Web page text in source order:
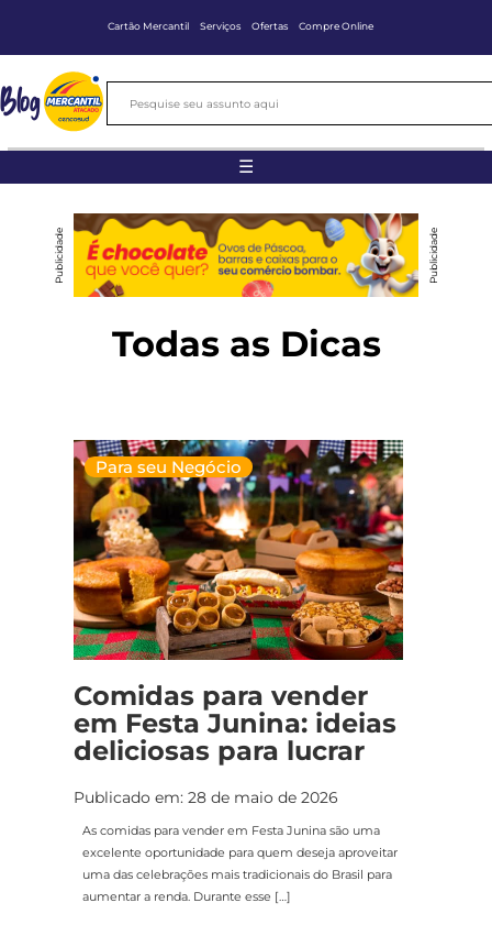
Cartão Mercantil Serviços Ofertas Compre Online
Blog
☰
Publicidade Publicidade
Todas as Dicas
Para seu Negócio
Comidas para vender
em Festa Junina: ideias
deliciosas para lucrar
Publicado em: 28 de maio de 2026
As comidas para vender em Festa Junina são uma
excelente oportunidade para quem deseja aproveitar
uma das celebrações mais tradicionais do Brasil para
aumentar a renda. Durante esse […]